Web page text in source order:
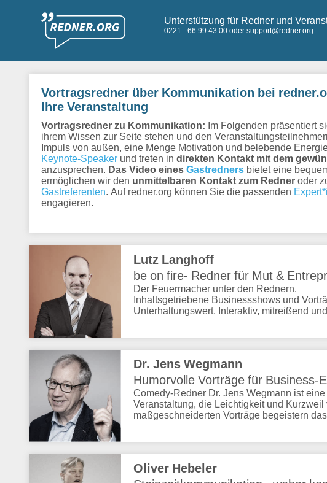
Unterstützung für Redner und
0221 - 66 99 43 00 oder support@redner.org
Vortragsredner über Kommunikation bei
Ihre Veranstaltung
Vortragsredner zu Kommunikation: Im Folgenden präsentiert
ihrem Wissen zur Seite stehen und den
Impuls von außen, eine Menge Motivation und belebende
Keynote-Speaker und treten in direkten Kontakt mit dem
anzusprechen.
Das Video eines Gastredners bietet eine
ermöglichen wir den unmittelbaren Kontakt zum Redner oder
Gastreferenten . Auf redner.org können Sie die passenden
engagieren.
Lutz Langhoff
be on fire- Redner für Mut &
Der Feuermacher unter den Rednern.
Inhaltsgetriebene Businessshows und
Unterhaltungswert. Interaktiv, mitreißend
Dr. Jens Wegmann
Humorvolle Vorträge für Business-
Comedy-Redner Dr. Jens Wegmann ist
Veranstaltung, die Leichtigkeit und
maßgeschneiderten Vorträge begeistern
Oliver Hebeler